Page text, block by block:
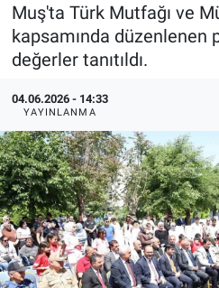
Muş'ta Türk Mutfağı ve
kapsamında düzenlenen
değerler tanıtıldı.
04.06.2026 - 14:33
YAYINLANMA
Haber Arşivi